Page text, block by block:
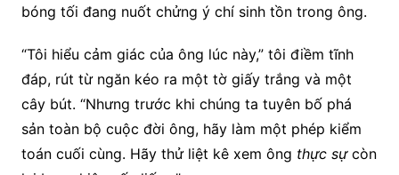
bóng tối đang nuốt chửng ý chí sinh tồn trong ông.
“Tôi hiểu cảm giác của ông lúc này,” tôi điềm tĩnh
đáp, rút từ ngăn kéo ra một tờ giấy trắng và một
cây bút. “Nhưng trước khi chúng ta tuyên bố phá
sản toàn bộ cuộc đời ông, hãy làm một phép kiểm
toán cuối cùng. Hãy thử liệt kê xem ông thực sựcòn